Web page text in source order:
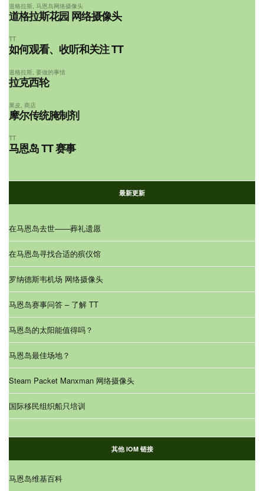
道格拉斯 马恩岛网络摄像头
道格拉斯花园 网络摄像头
TT
如何观看、收听和关注 TT
道格拉斯 要做的事情
拉克西轮
果皮, 商店
摩尔传统腌制剂
TT
马恩岛 TT 赛事
最新更新
在马恩岛去世——葬礼遗愿
在马恩岛寻找合适的殡仪馆
罗纳德斯韦机场 网络摄像头
马恩岛赛事问答 – 了解 TT
马恩岛的太阳能值得吗？
马恩岛最佳场地？
Steam Packet Manxman 网络摄像头
国际移民组织船只培训
其他 IOM 链接
马恩岛维基百科